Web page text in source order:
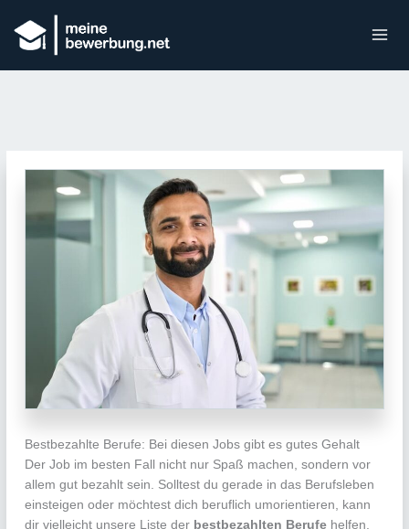
Bestbezahlte Berufe: Bei diesen Jobs gibt es gutes Gehalt
Der Job im besten Fall nicht nur Spaß machen, sondern vor
allem gut bezahlt sein. Solltest du gerade in das Berufsleben
einsteigen oder möchtest dich beruflich umorientieren, kann
dir vielleicht unsere Liste der bestbezahlten Berufe helfen.